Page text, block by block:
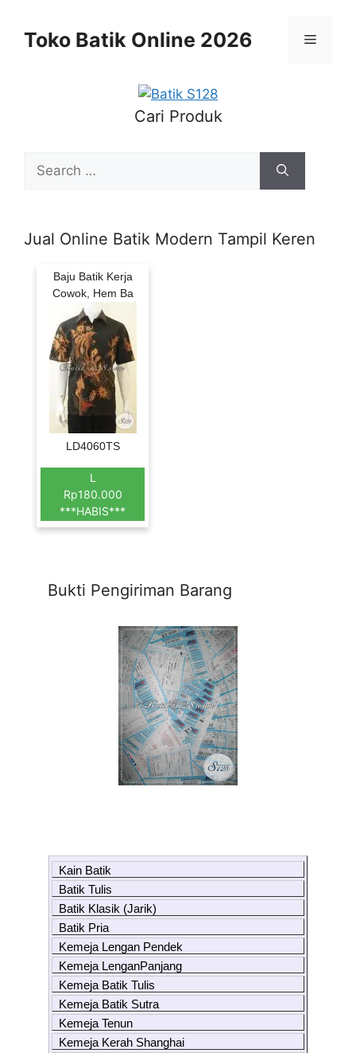
contentToko Batik Online 2026 Menu
Cari Produk
for:
Jual Online Batik Modern Tampil Keren
Baju Batik Kerja
Cowok, Hem Ba
LD4060TS
L
Rp180.000
***HABIS***
Bukti Pengiriman Barang
Kain Batik
Batik Tulis
Batik Klasik (Jarik)
Batik Pria
Kemeja Lengan Pendek
Kemeja LenganPanjang
Kemeja Batik Tulis
Kemeja Batik Sutra
Kemeja Tenun
Kemeja Kerah Shanghai